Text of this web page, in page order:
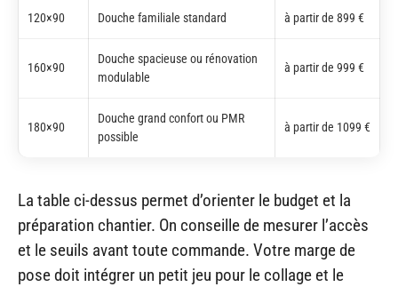
120×90 Douche familiale standard à partir de 899 €
160×90
Douche spacieuse ou rénovation
modulable
à partir de 999 €
180×90
Douche grand confort ou PMR
possible
à partir de 1099 €
La table ci-dessus permet d’orienter le budget et la
préparation chantier. On conseille de mesurer l’accès
et le seuils avant toute commande. Votre marge de
pose doit intégrer un petit jeu pour le collage et le